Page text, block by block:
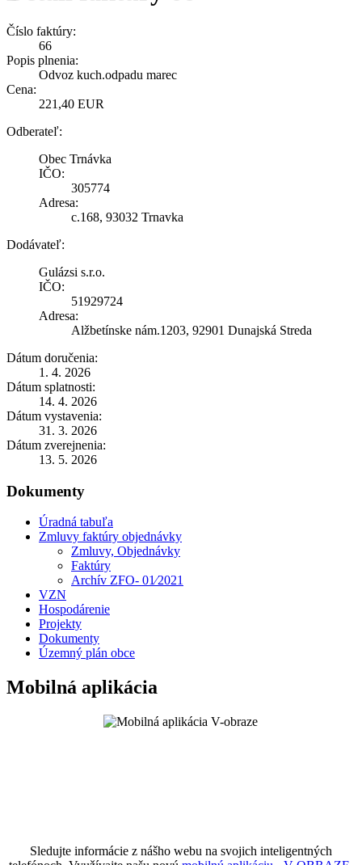
Číslo faktúry:
66
Popis plnenia:
Odvoz kuch.odpadu marec
Cena:
221,40 EUR
Odberateľ:
Obec Trnávka
IČO:
305774
Adresa:
c.168, 93032 Trnavka
Dodávateľ:
Gulázsi s.r.o.
IČO:
51929724
Adresa:
Alžbetínske nám.1203, 92901 Dunajská Streda
Dátum doručenia:
1. 4. 2026
Dátum splatnosti:
14. 4. 2026
Dátum vystavenia:
31. 3. 2026
Dátum zverejnenia:
13. 5. 2026
Dokumenty
Úradná tabuľa
Zmluvy faktúry objednávky
Zmluvy, Objednávky
Faktúry
Archív ZFO- 01⁄2021
VZN
Hospodárenie
Projekty
Dokumenty
Územný plán obce
Mobilná aplikácia
Sledujte informácie z nášho webu na svojich inteligentných